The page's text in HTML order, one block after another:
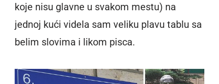
koje nisu glavne u svakom mestu) na
jednoj kući videla sam veliku plavu tablu sa
belim slovima i likom pisca.